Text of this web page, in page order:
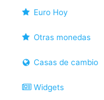
Euro Hoy
Otras monedas
Casas de cambio
Widgets